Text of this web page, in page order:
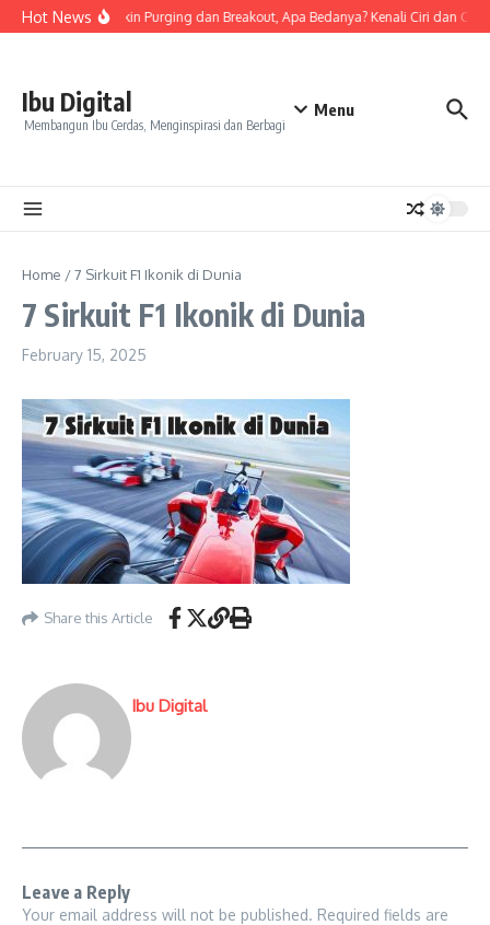
Skip to content
Hot NewsTanda Skin Purging dan Breakout, Apa Bedanya? Kenali Ciri dan Cara
Ibu Digital
Membangun Ibu Cerdas, Menginspirasi dan Berbagi
Menu
Home /7 Sirkuit F1 Ikonik di Dunia
7 Sirkuit F1 Ikonik di Dunia
February 15, 2025
Share this Article
Ibu Digital
Leave a Reply
Your email address will not be published. Required fields are